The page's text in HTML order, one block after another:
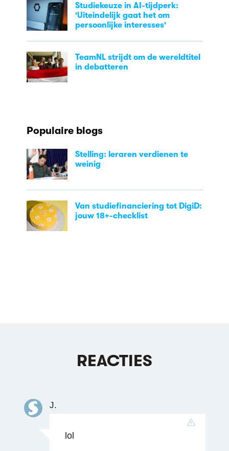
Studiekeuze in AI-tijdperk:
'Uiteindelijk gaat het om
persoonlijke interesses'
TeamNL strijdt om de wereldtitel
in debatteren
Populaire blogs
Stelling: leraren verdienen te
weinig
Van studiefinanciering tot DigiD:
jouw 18+-checklist
REACTIES
J.
lol